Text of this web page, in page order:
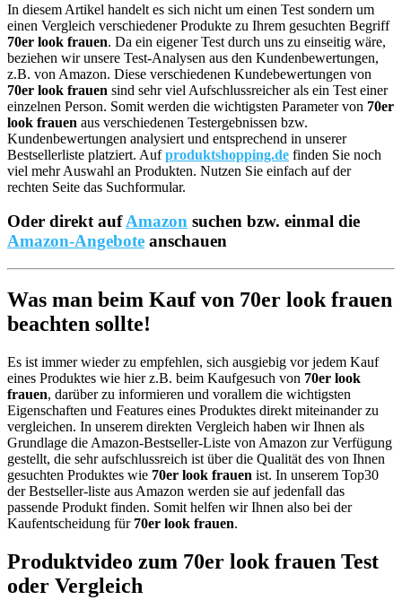
In diesem Artikel handelt es sich nicht um einen Test sondern um
einen Vergleich verschiedener Produkte zu Ihrem gesuchten Begriff
70er look frauen. Da ein eigener Test durch uns zu einseitig wäre,
beziehen wir unsere Test-Analysen aus den Kundenbewertungen,
z.B. von Amazon. Diese verschiedenen Kundebewertungen von
70er look frauen sind sehr viel Aufschlussreicher als ein Test einer
einzelnen Person. Somit werden die wichtigsten Parameter von 70er
look frauen aus verschiedenen Testergebnissen bzw.
Kundenbewertungen analysiert und entsprechend in unserer
Bestsellerliste platziert. Aufproduktshopping.de finden Sie noch
viel mehr Auswahl an Produkten. Nutzen Sie einfach auf der
rechten Seite das Suchformular.
Oder direkt aufAmazon suchen bzw. einmal die
Amazon-Angebote anschauen
Was man beim Kauf von 70er look frauen
beachten sollte!
Es ist immer wieder zu empfehlen, sich ausgiebig vor jedem Kauf
eines Produktes wie hier z.B. beim Kaufgesuch von 70er look
frauen, darüber zu informieren und vorallem die wichtigsten
Eigenschaften und Features eines Produktes direkt miteinander zu
vergleichen. In unserem direkten Vergleich haben wir Ihnen als
Grundlage die Amazon-Bestseller-Liste von Amazon zur Verfügung
gestellt, die sehr aufschlussreich ist über die Qualität des von Ihnen
gesuchten Produktes wie 70er look frauen ist. In unserem Top30
der Bestseller-liste aus Amazon werden sie auf jedenfall das
passende Produkt finden. Somit helfen wir Ihnen also bei der
Kaufentscheidung für 70er look frauen.
Produktvideo zum 70er look frauen Test
oder Vergleich